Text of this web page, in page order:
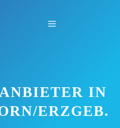
Menü
IN
ERZGEB.